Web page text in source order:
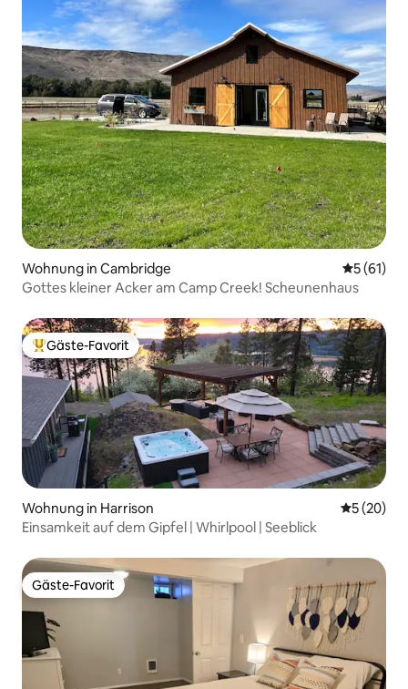
Wohnung in Cambridge
5 (61)
Gottes kleiner Acker am Camp Creek! Scheunenhaus
Beliebter Gäste-Favorit.
Gäste-Favorit
Wohnung in Harrison
5 (20)
Einsamkeit auf dem Gipfel | Whirlpool | Seeblick
Gäste-Favorit
Gäste-Favorit